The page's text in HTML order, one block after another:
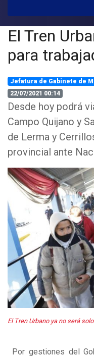
El Tren
para
Jefatura de Gabinete de
22/07/2021 00:14
Desde hoy podrá
Campo Quijano y
de Lerma y
provincial ante
El Tren Urbano ya no será
Por gestiones del